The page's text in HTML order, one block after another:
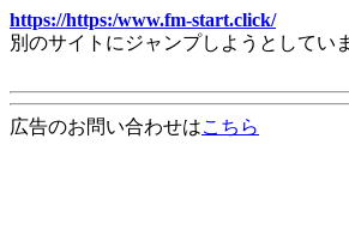
https://https:/www.fm-start.click/
別のサイトにジャンプしようとしてい
広告のお問い合わせはこちら